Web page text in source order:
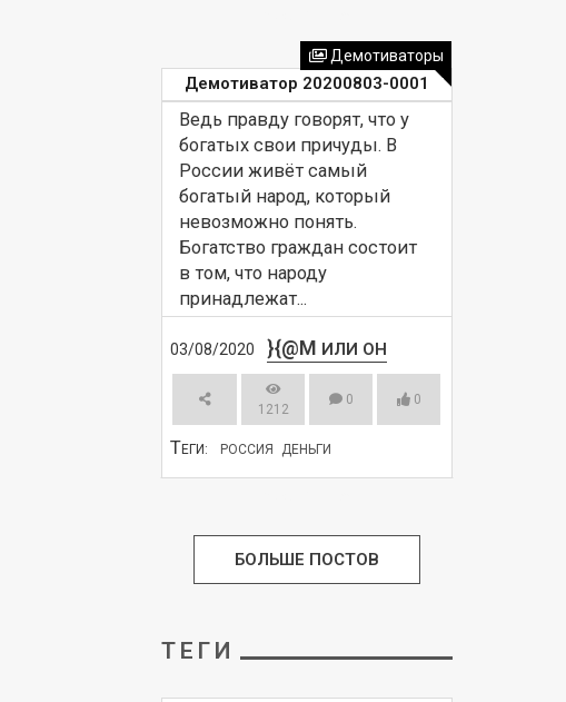
Демотиватор 20200803-0001
Ведь правду говорят, что у
богатых свои причуды. В
России живёт самый
богатый народ, который
невозможно понять.
Богатство граждан состоит
в том, что народу
принадлежат...
03/08/2020 }{@M ИЛИ ОН
1212
0 0
Демотиваторы
ТЕГИ: РОССИЯ ДЕНЬГИ
БОЛЬШЕ ПОСТОВ
ТЕГИ